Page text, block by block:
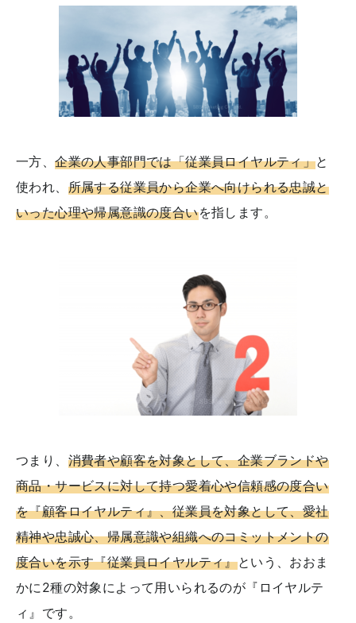
一方、企業の人事部門では「従業員ロイヤルティ」と
使われ、 所属する従業員から企業へ向けられる忠誠と
いった心理や帰属意識の度合いを指します。
つまり、 消費者や顧客を対象として、企業ブランドや
商品・サービスに対して持つ愛着心や信頼感の度合い
を『顧客ロイヤルティ』、従業員を対象として、愛社
精神や忠誠心、帰属意識や組織へのコミットメントの
度合いを示す『従業員ロイヤルティ』という、おおま
かに2種の対象によって用いられるのが『ロイヤルテ
ィ』です。